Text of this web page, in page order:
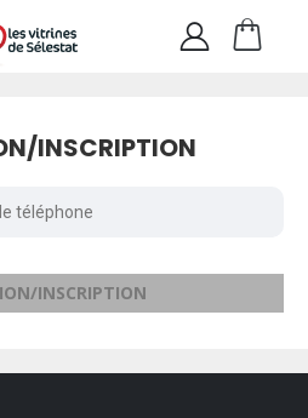
INSCRIPTION
INSCRIPTION